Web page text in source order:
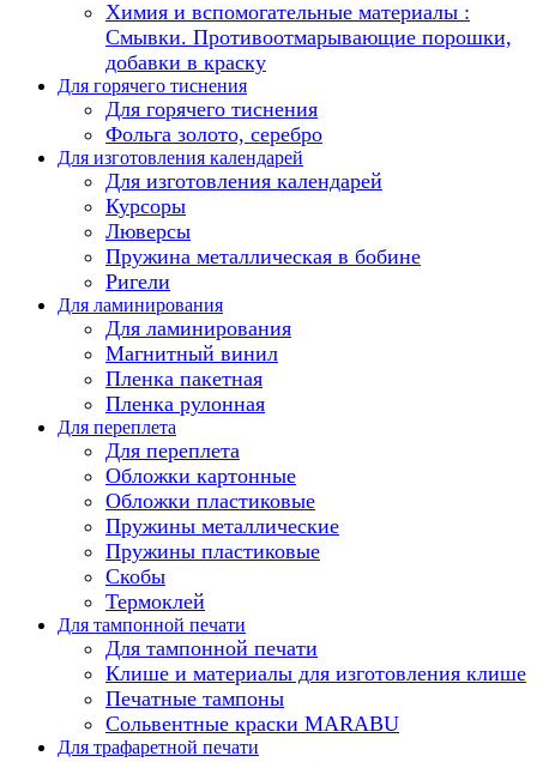
Химия и вспомогательные материалы :
Смывки. Противоотмарывающие порошки,
добавки в краску
Для горячего тиснения
Для горячего тиснения
Фольга золото, серебро
Для изготовления календарей
Для изготовления календарей
Курсоры
Люверсы
Пружина металлическая в бобине
Ригели
Для ламинирования
Для ламинирования
Магнитный винил
Пленка пакетная
Пленка рулонная
Для переплета
Для переплета
Обложки картонные
Обложки пластиковые
Пружины металлические
Пружины пластиковые
Скобы
Термоклей
Для тампонной печати
Для тампонной печати
Клише и материалы для изготовления клише
Печатные тампоны
Сольвентные краски MARABU
Для трафаретной печати